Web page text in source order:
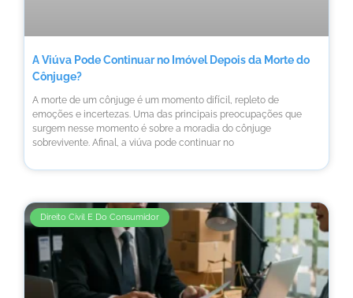
A Viúva Pode Continuar no Imóvel Depois da Morte do
Cônjuge?
A morte de um cônjuge é um momento difícil, repleto de
emoções e incertezas. Uma das principais preocupações que
surgem nesse momento é sobre a moradia do cônjuge
sobrevivente. Afinal, a viúva pode continuar no
Direito Civil E Do Consumidor